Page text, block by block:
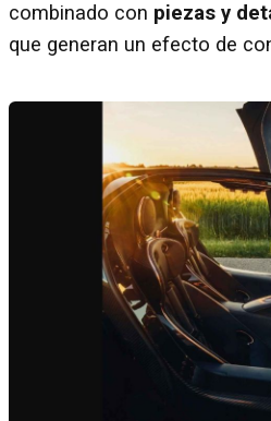
combinado con piezas y
que generan un efecto de